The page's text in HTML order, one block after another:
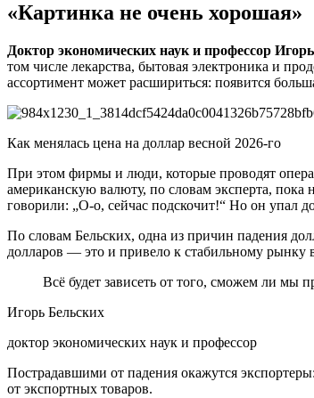
«Картинка не очень хорошая»
Доктор экономических наук и профессор
том числе лекарства, бытовая электроника и
ассортимент может расшириться: появится
Как менялась цена на доллар весной 2026-го
При этом фирмы и люди, которые проводят
американскую валюту, по словам эксперта, пока
говорили: „О-о, сейчас подскочит!“ Но он упал
По словам Бельских, одна из причин падения
долларов — это и привело к стабильному рынку
Всё будет зависеть от того, сможем ли мы
Игорь Бельских
доктор экономических наук и профессор
Пострадавшими от падения окажутся
от экспортных товаров.